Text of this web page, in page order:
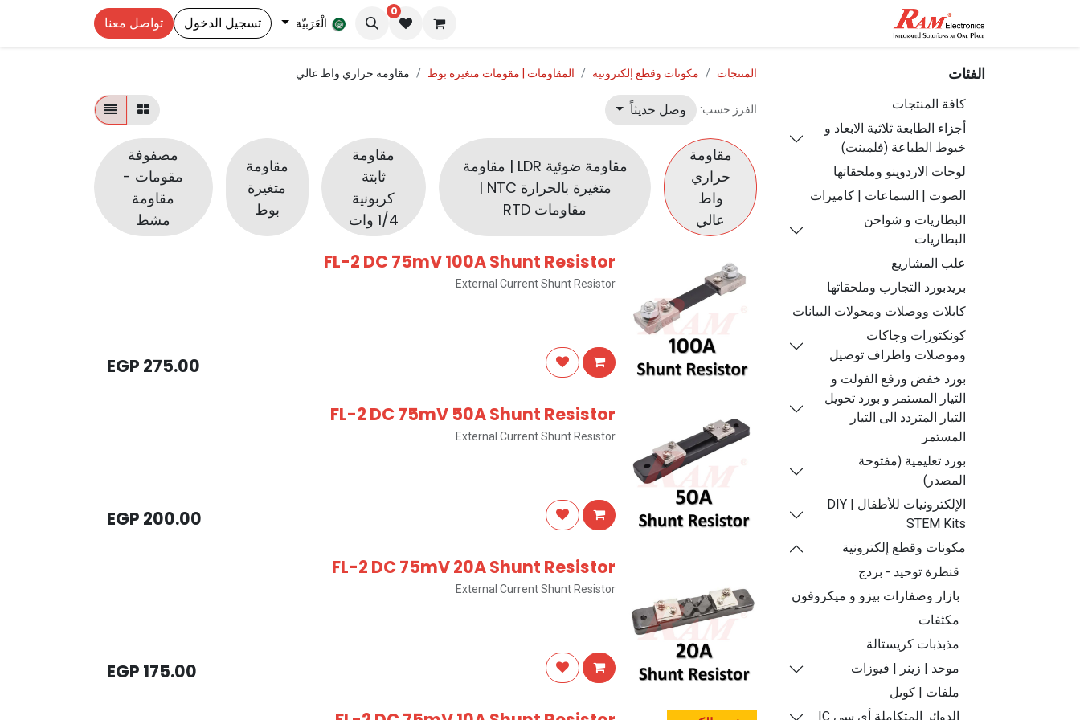
0
الْعَرَبيّة تسجيل الدخول تواصل معنا
الفئات
كافة المنتجات
أجزاء الطابعة ثلاثية الابعاد و
خيوط الطباعة (فلمينت)
لوحات الاردوينو وملحقاتها
الصوت | السماعات | كاميرات
البطاريات و شواحن
البطاريات
علب المشاريع
بريدبورد التجارب وملحقاتها
كابلات ووصلات ومحولات البيانات
كونكتورات وجاكات
وموصلات واطراف توصيل
بورد خفض ورفع الفولت و
التيار المستمر و بورد تحويل
التيار المتردد الى التيار
المستمر
بورد تعليمية (مفتوحة
المصدر)
الإلكترونيات للأطفال | DIY
STEM Kits
مكونات وقطع إلكترونية
قنطرة توحيد - بردج
بازار وصفارات بيزو و ميكروفون
مكثفات
مذبذبات كريستالة
موحد | زينر | فيوزات
ملفات | كويل
الدوائر المتكاملة أي سي IC
المنتجات مكونات وقطع إلكترونية المقاومات | مقومات متغيرة بوط مقاومة حراري واط عالي
الفرز حسب: وصل حديثاً
مقاومة
حراري
واط
عالي
مقاومة ضوئية LDR | مقاومة
متغيرة بالحرارة NTC |
مقاومات RTD
مقاومة
ثابتة
كربونية
1/4 وات
مقاومة
متغيرة
بوط
مصفوفة
مقومات -
مقاومة
مشط
FL-2 DC 75mV 100A Shunt Resistor
External Current Shunt Resistor
275.00
FL-2 DC 75mV 50A Shunt Resistor
External Current Shunt Resistor
200.00
FL-2 DC 75mV 20A Shunt Resistor
External Current Shunt Resistor
175.00